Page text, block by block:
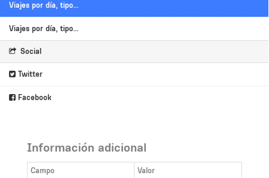
Viajes por día, tipo...
Viajes por día, tipo...
Social
Twitter
Facebook
Información adicional
Campo
Valor